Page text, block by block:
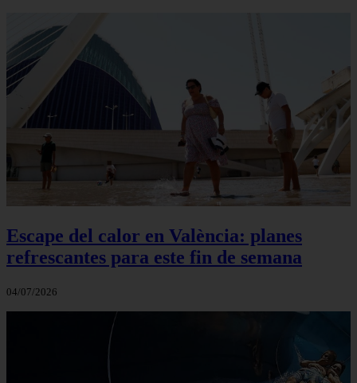
Escape del calor en València: planes
refrescantes para este fin de semana
04/07/2026